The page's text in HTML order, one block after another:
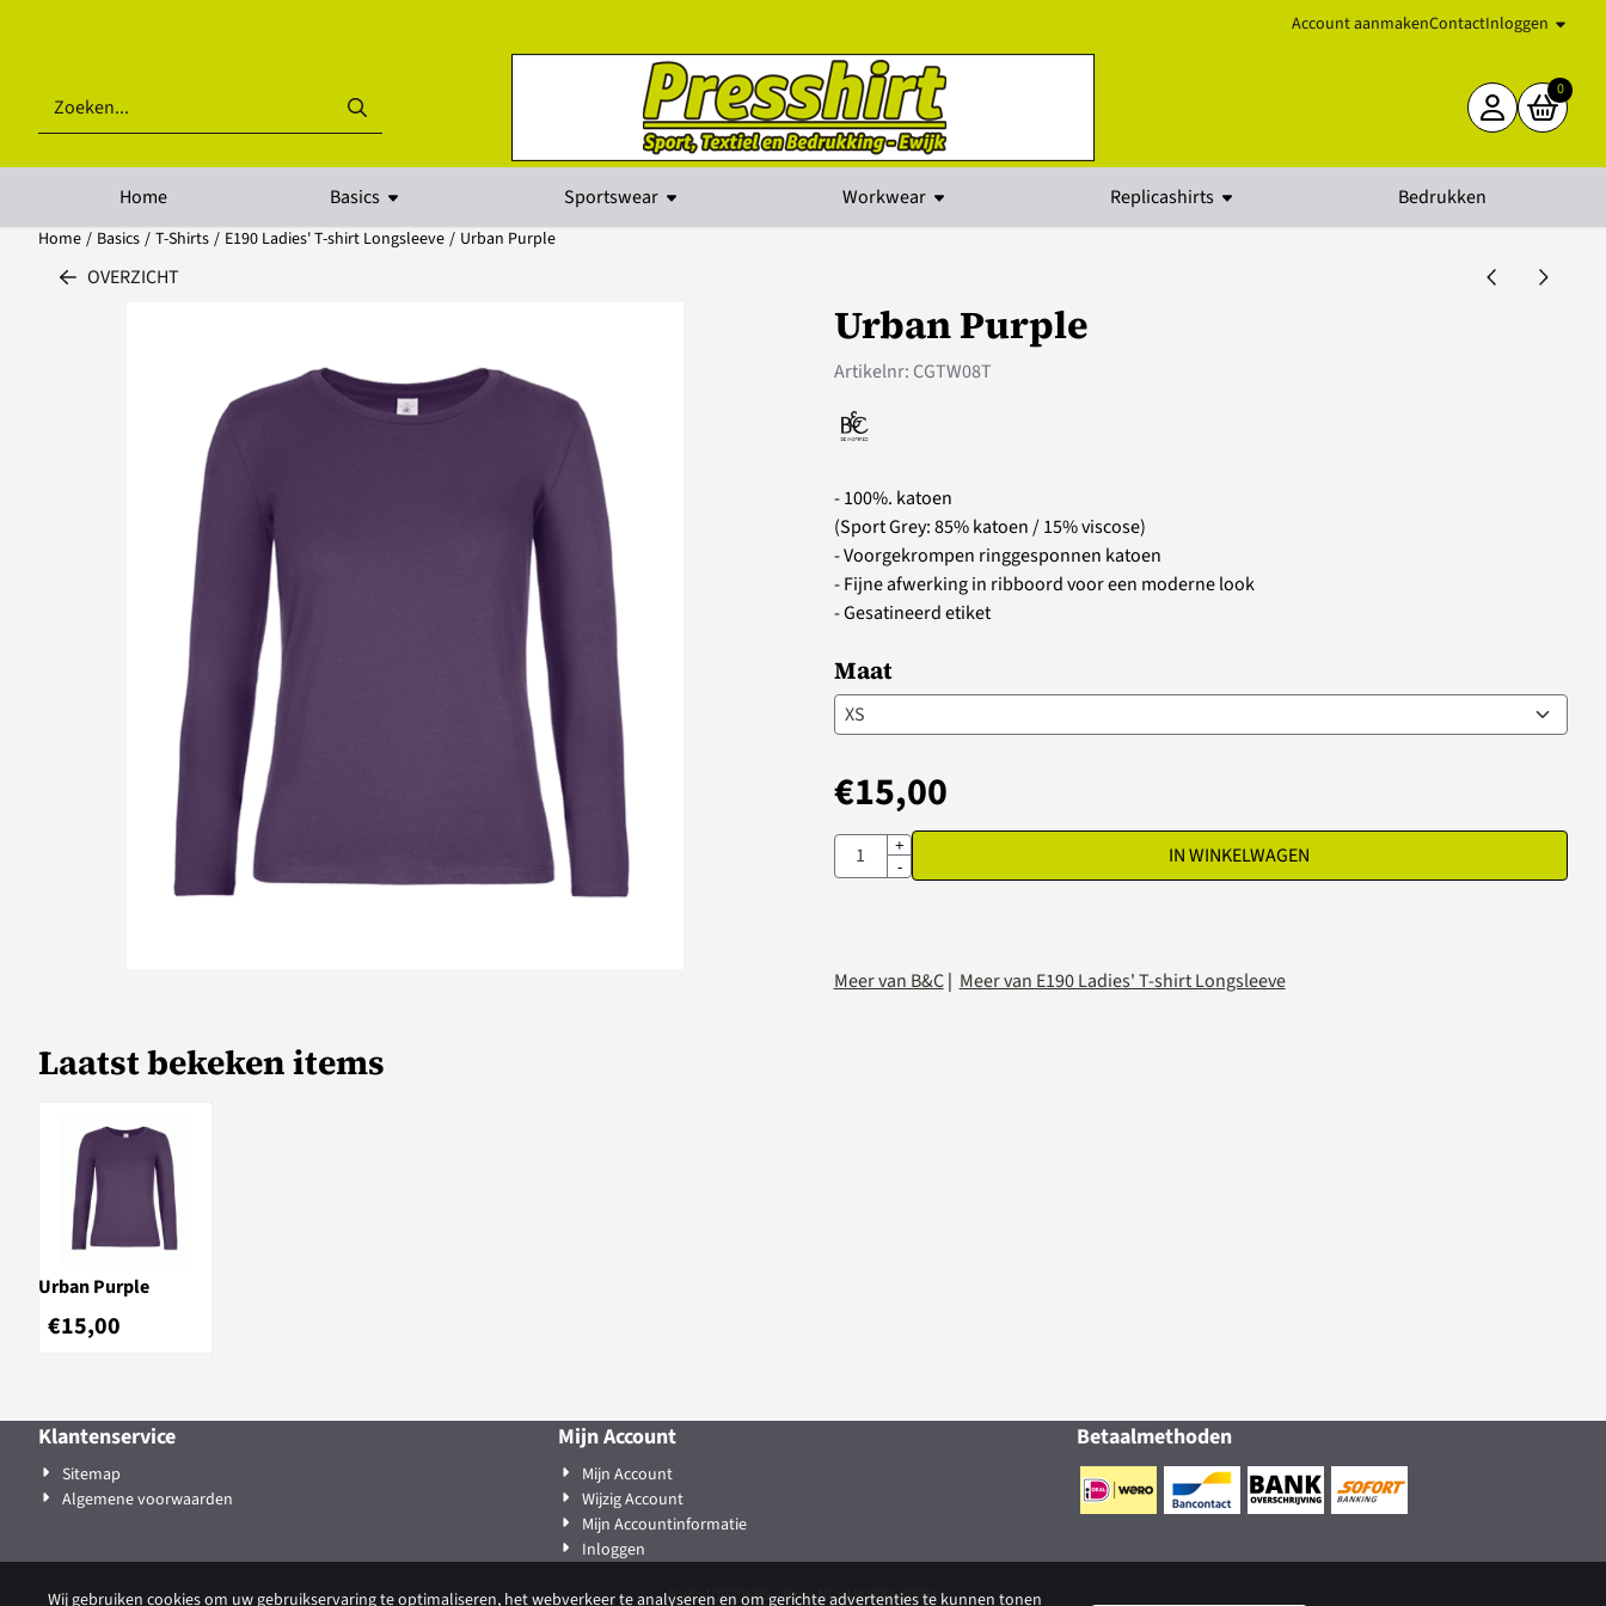
Account aanmakenContactInloggen
Zoeken 0
Home Basics Sportswear Workwear Replicashirts Bedrukken
Home / Basics / T-Shirts / E190 Ladies' T-shirt Longsleeve / Urban Purple
OVERZICHT
Urban Purple
Artikelnr: CGTW08T
- 100%. katoen
(Sport Grey: 85% katoen / 15% viscose)
- Voorgekrompen ringgesponnen katoen
- Fijne afwerking in ribboord voor een moderne look
- Gesatineerd etiket
Maat
€15,00
Aantal
+
-
IN WINKELWAGEN
Meer van B&C| Meer van E190 Ladies' T-shirt Longsleeve
Laatst bekeken items
Urban Purple
€15,00
Klantenservice
Sitemap
Algemene voorwaarden
Mijn Account
Mijn Account
Wijzig Account
Mijn Accountinformatie
Inloggen
Betaalmethoden
KvK: 10039609 - Btw: NL819069218B01
Wij gebruiken cookies om uw gebruikservaring te optimaliseren, het webverkeer te analyseren en om gerichte advertenties te kunnen tonen